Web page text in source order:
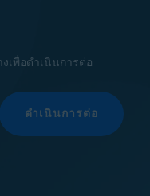
เพื่อดำเนินการต่อ
ดำเนินการต่อ